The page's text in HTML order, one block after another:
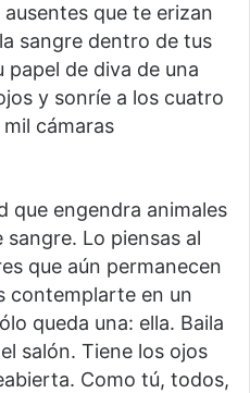
que te erizan
sangre dentro de tus
papel de diva de una
y sonríe a los cuatro
cámaras
que engendra animales
Lo piensas al
que aún permanecen
contemplarte en un
queda una: ella. Baila
salón. Tiene los ojos
Como tú, todos,